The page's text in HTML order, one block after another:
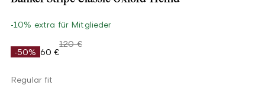
-10% extra für Mitglieder
-50% 60 €
120 €
Regular fit